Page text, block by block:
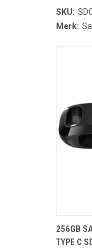
SKU:
Merk:
256GB
TYPE C